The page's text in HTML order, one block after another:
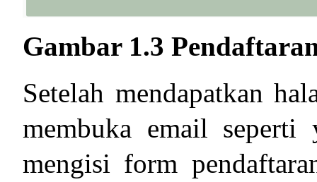
Gambar 1.3
Setelah mendapatkan
membuka email seperti
mengisi form